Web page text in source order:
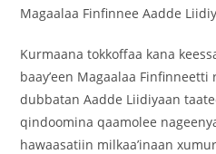
Magaalaa Finfinnee Aadde
‎Kurmaana tokkoffaa kana
baay’een Magaalaa
dubbatan Aadde Liidiyaan
qindoomina qaamolee
hawaasatiin milkaa’inaan